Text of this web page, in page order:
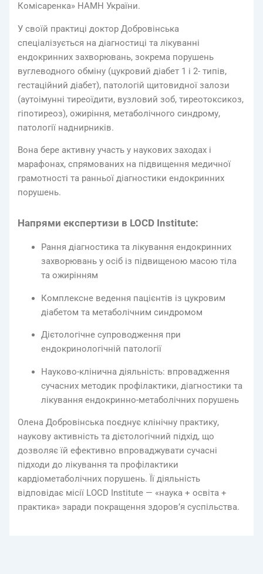
Комісаренка» НАМН України.
У своїй практиці доктор Добровінська
спеціалізується на діагностиці та лікуванні
ендокринних захворювань, зокрема порушень
вуглеводного обміну (цукровий діабет 1 і 2- типів,
гестаційний діабет), патологій щитовидної залози
(аутоімунні тиреоїдити, вузловий зоб, тиреотоксикоз,
гіпотиреоз), ожиріння, метаболічного синдрому,
патології наднирників.
Вона бере активну участь у наукових заходах і
марафонах, спрямованих на підвищення медичної
грамотності та ранньої діагностики ендокринних
порушень.
Напрями експертизи в LOCD Institute:
Рання діагностика та лікування ендокринних
захворювань у осіб із підвищеною масою тіла
та ожирінням
Комплексне ведення пацієнтів із цукровим
діабетом та метаболічним синдромом
Дієтологічне супроводження при
ендокринологічній патології
Науково-клінична діяльність: впровадження
сучасних методик профілактики, діагностики та
лікування ендокринно-метаболічних порушень
Олена Добровінська поєднує клінічну практику,
наукову активність та дієтологічний підхід, що
дозволяє їй ефективно впроваджувати сучасні
підходи до лікування та профілактики
кардіометаболічних порушень. Її діяльність
відповідає місії LOCD Institute — «наука + освіта +
практика» заради покращення здоров’я суспільства.